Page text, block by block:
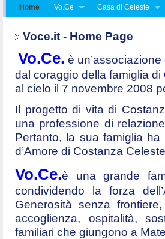
Home Vo.Ce Casa di Celeste
Voce.it - Home Page
Vo.Ce. è
dal coraggio della famiglia di
al cielo il 7 novembre 2008
Il progetto di vita di
una professione di
Pertanto, la sua famiglia
d’Amore di Costanza
Vo.Ce.è una grande
condividendo la forza
Generosità senza
accoglienza, ospitalità,
familiari che giungono a